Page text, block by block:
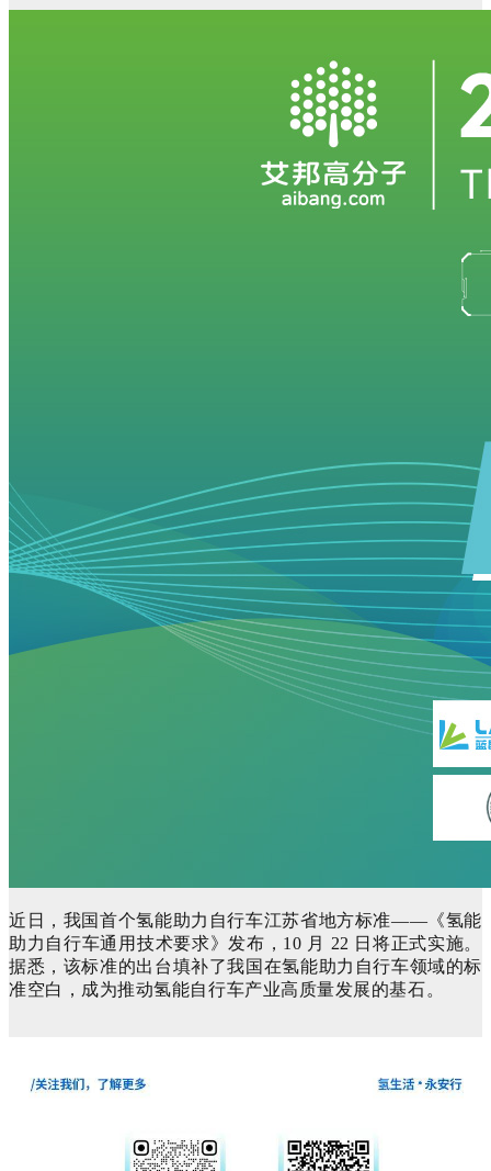
近日，我国首个氢能助力自行车江苏省地方标准——《氢能
助力自行车通用技术要求》发布，10 月 22 日将正式实施。
据悉，该标准的出台填补了我国在氢能助力自行车领域的标
准空白，成为推动氢能自行车产业高质量发展的基石。